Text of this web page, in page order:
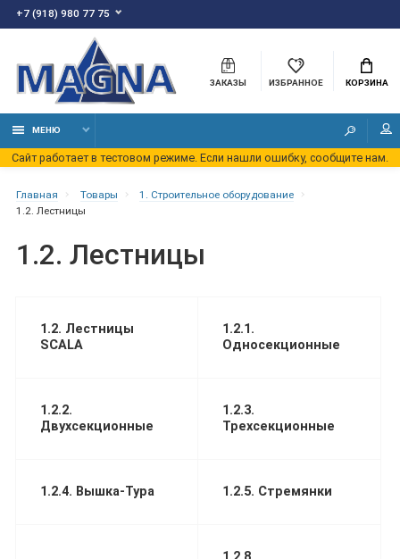
+7 (918) 980 77 75
ЗАКАЗЫ ИЗБРАННОЕ КОРЗИНА
МЕНЮ
Сайт работает в тестовом режиме. Если нашли ошибку, сообщите нам.
Главная Товары
1. Строительное оборудование
1.2. Лестницы
1.2. Лестницы
1.2. Лестницы
SCALA
1.2.1.
Односекционные
1.2.2.
Двухсекционные
1.2.3.
Трехсекционные
1.2.4. Вышка-Тура 1.2.5. Стремянки